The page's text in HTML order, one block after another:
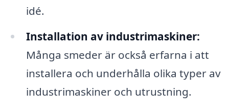
idé.
Installation av industrimaskiner:
Många smeder är också erfarna i att
installera och underhålla olika typer av
industrimaskiner och utrustning.